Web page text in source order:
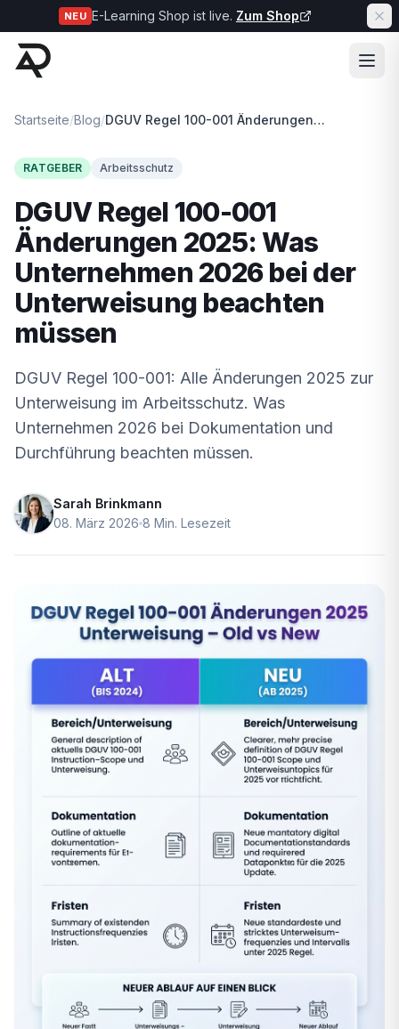
NEU E-Learning Shop ist live. Zum Shop
Startseite/Blog/ DGUV Regel 100-001 Änderungen 2025: Was Unternehmen 2026 bei der Unterweisung beachten müssen
RATGEBER Arbeitsschutz
DGUV Regel 100-001
Änderungen 2025: Was
Unternehmen 2026 bei der
Unterweisung beachten
müssen
DGUV Regel 100-001: Alle Änderungen 2025 zur
Unterweisung im Arbeitsschutz. Was
Unternehmen 2026 bei Dokumentation und
Durchführung beachten müssen.
Sarah Brinkmann
08. März 2026 8 Min. Lesezeit